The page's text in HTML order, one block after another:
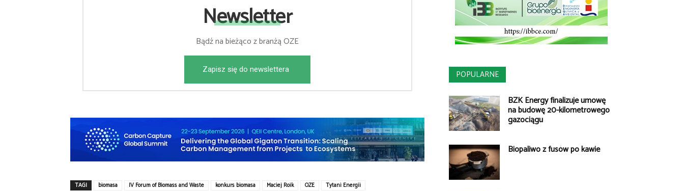
Newsletter
Bądź na bieżąco z branżą OZE
Zapisz się do newslettera
TAGI biomasa IV Forum of Biomass and Waste konkurs biomasa Maciej Roik OZE Tytani Energii
POPULARNE
BZK Energy finalizuje umowę
na budowę 20-kilometrowego
gazociągu
Biopaliwo z fusów po kawie